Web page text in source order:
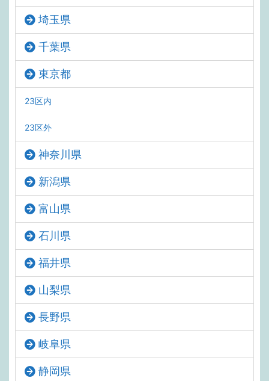
埼玉県
千葉県
東京都
23区内
23区外
神奈川県
新潟県
富山県
石川県
福井県
山梨県
長野県
岐阜県
静岡県